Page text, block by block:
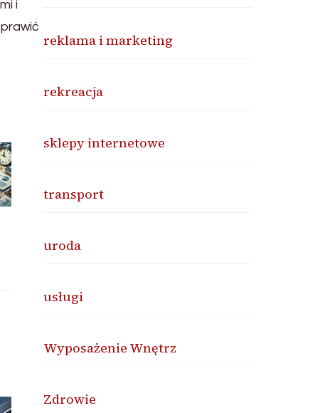
i
reklama i marketing
rekreacja
sklepy internetowe
transport
uroda
usługi
Wyposażenie Wnętrz
Zdrowie